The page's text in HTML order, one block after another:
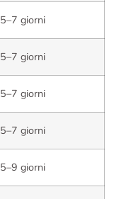
5–7 giorni
5–7 giorni
5–7 giorni
5–7 giorni
5–9 giorni